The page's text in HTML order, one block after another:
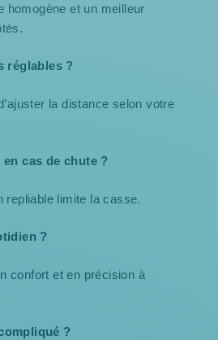
homogène et un meilleur
réglables ?
la distance selon votre
cas de chute ?
repliable limite la casse.
?
confort et en précision à
?